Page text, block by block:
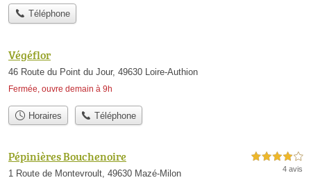
Téléphone
Végéflor
46 Route du Point du Jour, 49630 Loire-Authion
Fermée, ouvre demain à 9h
Horaires Téléphone
Pépinières Bouchenoire
1 Route de Montevroult, 49630 Mazé-Milon
4,0 étoiles sur 5
4 avis